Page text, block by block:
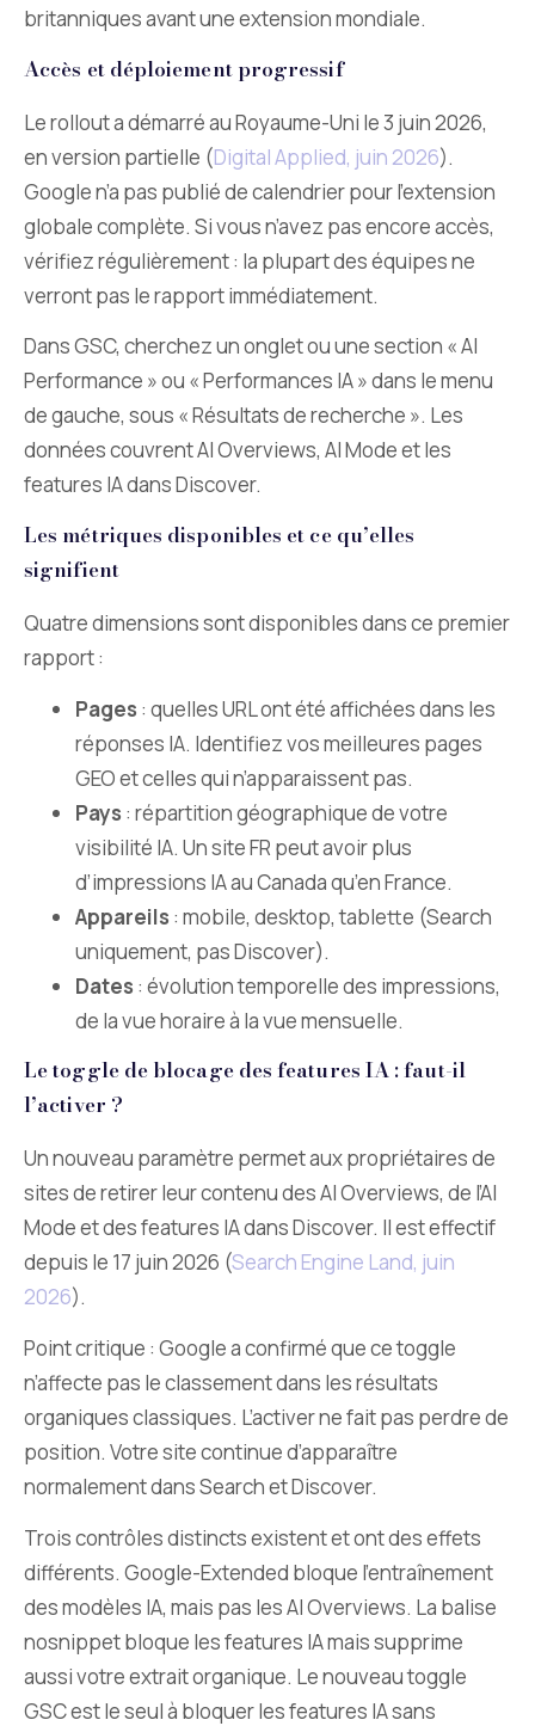
britanniques avant une extension mondiale.
Accès et déploiement progressif
Le rollout a démarré au Royaume-Uni le 3 juin 2026,
en version partielle (Digital Applied, juin 2026).
Google n’a pas publié de calendrier pour l’extension
globale complète. Si vous n’avez pas encore accès,
vérifiez régulièrement : la plupart des équipes ne
verront pas le rapport immédiatement.
Dans GSC, cherchez un onglet ou une section « AI
Performance » ou « Performances IA » dans le menu
de gauche, sous « Résultats de recherche ». Les
données couvrent AI Overviews, AI Mode et les
features IA dans Discover.
Les métriques disponibles et ce qu’elles
signifient
Quatre dimensions sont disponibles dans ce premier
rapport :
Pages : quelles URL ont été affichées dans les
réponses IA. Identifiez vos meilleures pages
GEO et celles qui n’apparaissent pas.
Pays : répartition géographique de votre
visibilité IA. Un site FR peut avoir plus
d’impressions IA au Canada qu’en France.
Appareils : mobile, desktop, tablette (Search
uniquement, pas Discover).
Dates : évolution temporelle des impressions,
de la vue horaire à la vue mensuelle.
Le toggle de blocage des features IA : faut-il
l’activer ?
Un nouveau paramètre permet aux propriétaires de
sites de retirer leur contenu des AI Overviews, de l’AI
Mode et des features IA dans Discover. Il est effectif
depuis le 17 juin 2026 (Search Engine Land, juin
2026).
Point critique : Google a confirmé que ce toggle
n’affecte pas le classement dans les résultats
organiques classiques. L’activer ne fait pas perdre de
position. Votre site continue d’apparaître
normalement dans Search et Discover.
Trois contrôles distincts existent et ont des effets
différents. Google-Extended bloque l’entraînement
des modèles IA, mais pas les AI Overviews. La balise
nosnippet bloque les features IA mais supprime
aussi votre extrait organique. Le nouveau toggle
GSC est le seul à bloquer les features IA sans